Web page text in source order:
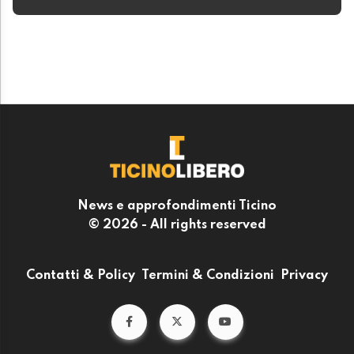
News e approfondimenti Ticino
© 2026 - All rights reserved
Contatti & Policy Termini & Condizioni Privacy